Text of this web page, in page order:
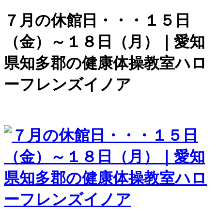
７月の休館日・・・１５日
（金）～１８日（月）｜愛知
県知多郡の健康体操教室ハロ
ーフレンズイノア